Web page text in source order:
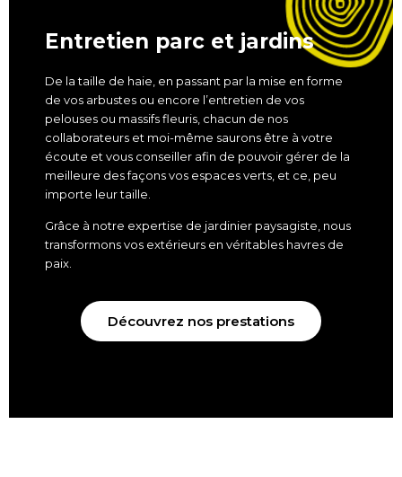
Entretien parc et jardins
De la taille de haie, en passant par la mise en forme
de vos arbustes ou encore l’entretien de vos
pelouses ou massifs fleuris, chacun de nos
collaborateurs et moi-même saurons être à votre
écoute et vous conseiller afin de pouvoir gérer de la
meilleure des façons vos espaces verts, et ce, peu
importe leur taille.
Grâce à notre expertise de jardinier paysagiste, nous
transformons vos extérieurs en véritables havres de
paix.
Découvrez nos prestations